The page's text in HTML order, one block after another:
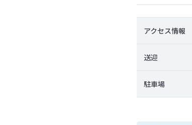
アクセス情報
送迎
駐車場